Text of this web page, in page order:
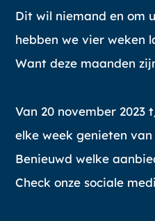
Dit wil niemand en om
hebben we vier weken
Want deze maanden
Van 20 november 2023
elke week genieten
Benieuwd welke
Check onze sociale